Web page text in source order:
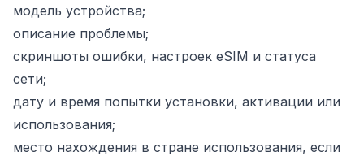
модель устройства;
описание проблемы;
скриншоты ошибки, настроек eSIM и статуса
сети;
дату и время попытки установки, активации или
использования;
место нахождения в стране использования, если